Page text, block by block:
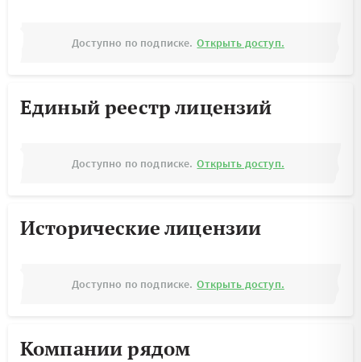
Доступно по подписке. Открыть доступ.
Единый реестр лицензий
Доступно по подписке. Открыть доступ.
Исторические лицензии
Доступно по подписке. Открыть доступ.
Компании рядом